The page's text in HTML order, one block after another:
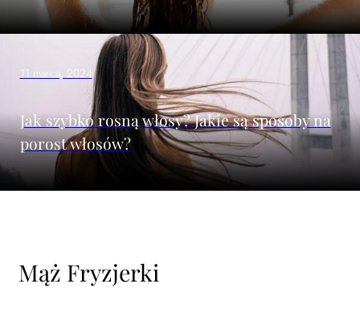
11 marca, 2024
Jak szybko rosną włosy? Jakie są sposoby na
porost włosów?
Mąż Fryzjerki